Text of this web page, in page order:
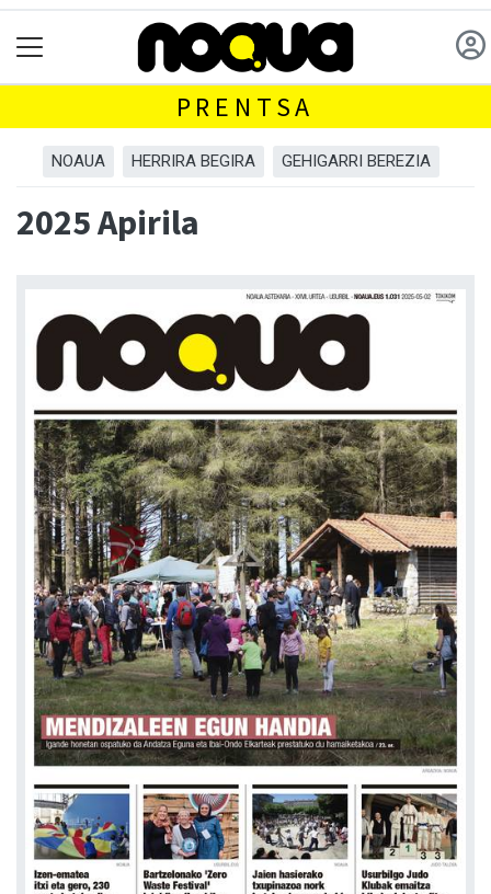
PRENTSA
NOAUA HERRIRA BEGIRA GEHIGARRI BEREZIA
2025 Apirila